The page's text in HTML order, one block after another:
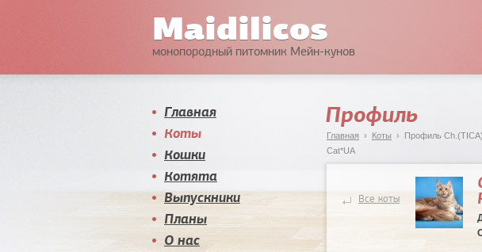
Maidilicos
монопородный питомник Мейн-кунов
Главная
Коты
Кошки
Котята
Выпускники
Планы
О нас
Профиль
Главная › Коты › Профиль
Cat*UA
Все коты